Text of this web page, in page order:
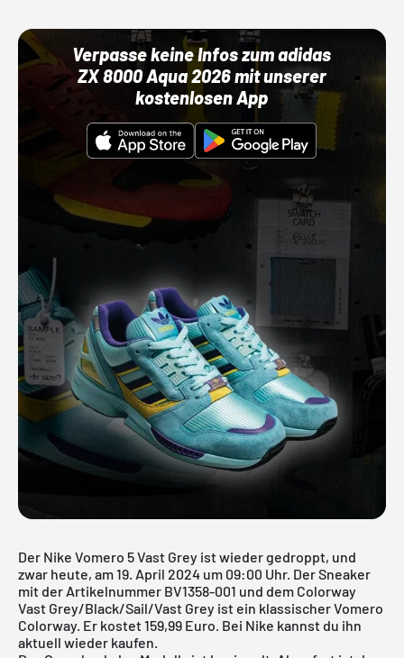
Verpasse keine Infos zum adidas
ZX 8000 Aqua 2026 mit unserer
kostenlosen App
Der Nike Vomero 5 Vast Grey ist wieder gedroppt, und
zwar heute, am 19. April 2024 um 09:00 Uhr. Der Sneaker
mit der Artikelnummer BV1358-001 und dem Colorway
Vast Grey/Black/Sail/Vast Grey ist ein klassischer Vomero
Colorway. Er kostet 159,99 Euro. Bei Nike kannst du ihn
aktuell wieder kaufen.